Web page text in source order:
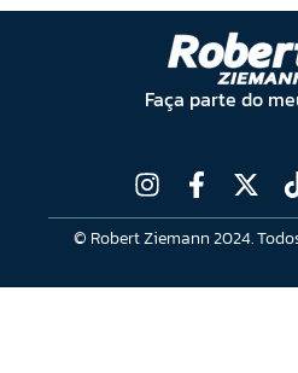
Faça parte do
© Robert Ziemann 2024.